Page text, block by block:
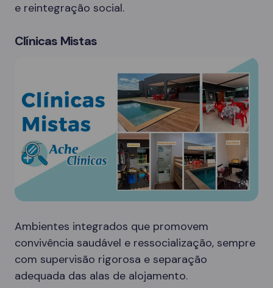
e reintegração social.
Clínicas Mistas
Ambientes integrados que promovem
convivência saudável e ressocialização, sempre
com supervisão rigorosa e separação
adequada das alas de alojamento.